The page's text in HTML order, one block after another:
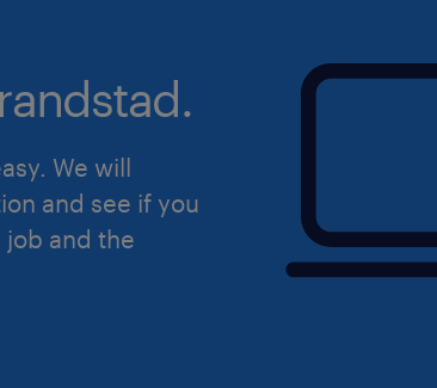
We will
and see if you
and the